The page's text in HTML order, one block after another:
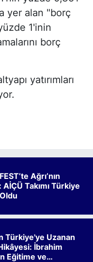
yer alan "borç
1'inin
borç
yatırımları
Ağrı’nın
Takımı Türkiye
Türkiye'ye Uzanan
İbrahim
Eğitime ve